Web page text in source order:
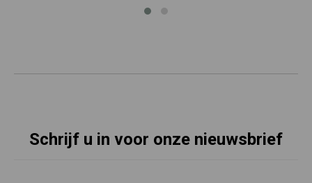
Schrijf u in voor onze nieuwsbrief